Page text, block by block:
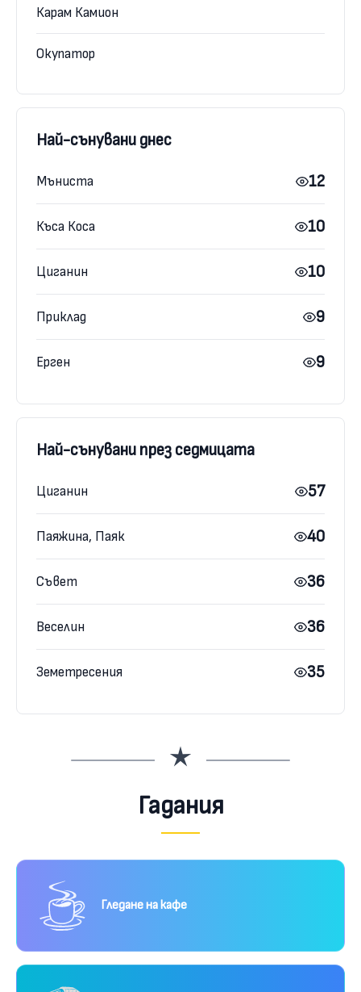
Карам Камион
Окупатор
Най-сънувани днес
Мъниста 12
Къса Коса 10
Циганин 10
Приклад 9
Ерген 9
Най-сънувани през седмицата
Циганин 57
Паяжина, Паяк 40
Съвет 36
Веселин 36
Земетресения 35
Гадания
Гледане на кафе